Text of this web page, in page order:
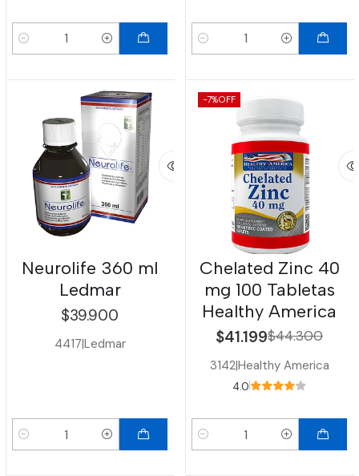
Cantidad Cantidad
Neurolife 360 ml
Ledmar
$39.900
4417|Ledmar
Cantidad
-7%OFF
Chelated Zinc 40
mg 100 Tabletas
Healthy America
$41.199$44.300
3142|Healthy America
4.0
Cantidad